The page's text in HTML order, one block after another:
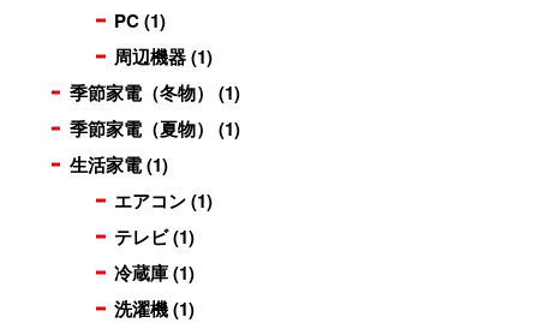
PC(1)
周辺機器(1)
季節家電（冬物） (1)
季節家電（夏物） (1)
生活家電(1)
エアコン(1)
テレビ(1)
冷蔵庫(1)
洗濯機(1)